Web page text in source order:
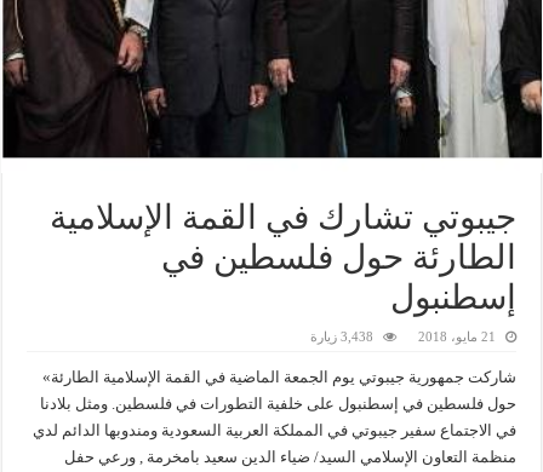
جيبوتي تشارك في القمة الإسلامية
الطارئة حول فلسطين في
إسطنبول
21 مايو، 2018 3,438 زيارة
شاركت جمهورية جيبوتي يوم الجمعة الماضية في القمة الإسلامية الطارئة»
حول فلسطين في إسطنبول على خلفية التطورات في فلسطين. ومثل بلادنا
في الاجتماع سفير جيبوتي في المملكة العربية السعودية ومندوبها الدائم لدي
منظمة التعاون الإسلامي السيد/ ضياء الدين سعيد بامخرمة , ورعي حفل